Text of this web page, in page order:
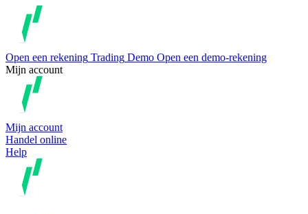
Open een rekening Trading Demo Open een demo-rekening
Mijn account
Mijn account
Handel online
Help